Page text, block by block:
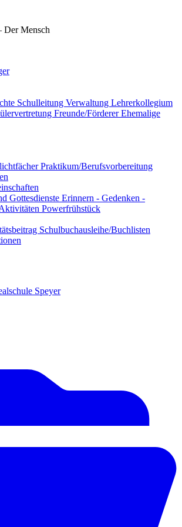
Der Mensch
Schulleitung Verwaltung Lehrerkollegium
Freunde/FördererEhemalige
Praktikum/Berufsvorbereitung
Gottesdienste Erinnern - Gedenken -
Powerfrühstück
Schulbuchausleihe/Buchlisten
Speyer